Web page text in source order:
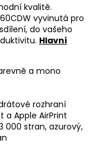
kvalitě.
vyvinutá pro
do vašeho
Hlavní
a mono
rozhraní
a Apple AirPrint
000 stran, azurový,